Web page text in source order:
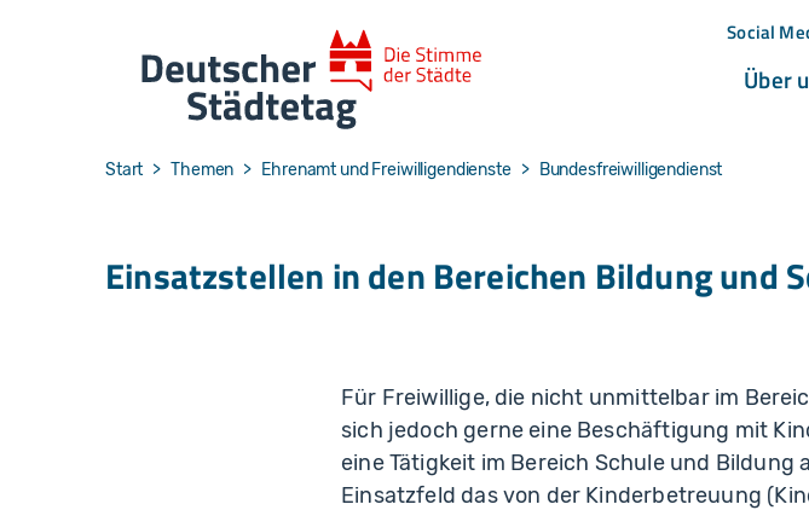
Social
Über
You are here:
Start Themen Ehrenamt und Freiwilligendienste Bundesfreiwilligendienst
Einsatzstellen in den Bereichen Bildung und
Für Freiwillige, die nicht unmittelbar im
sich jedoch gerne eine Beschäftigung mit
eine Tätigkeit im Bereich Schule und
Einsatzfeld das von der Kinderbetreuung